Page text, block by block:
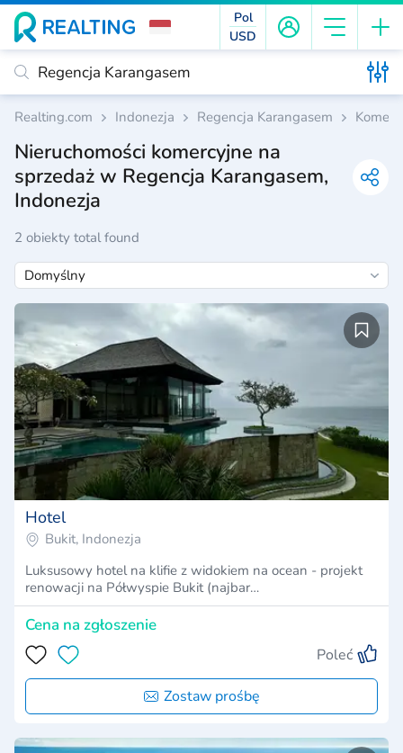
Pol
USD
Realting.com Indonezja Regencja Karangasem
Nieruchomości komercyjne na
sprzedaż w Regencja Karangasem,
Indonezja
2 obiekty total found
Hotel
Bukit, Indonezja
Luksusowy hotel na klifie z widokiem na ocean - projekt
renowacji na Półwyspie Bukit (najbar…
Cena na zgłoszenie
Poleć
Zostaw prośbę